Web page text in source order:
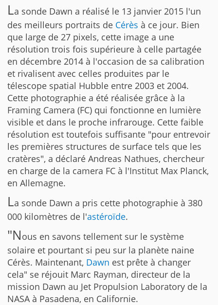
La sonde Dawn a réalisé le 13 janvier 2015 l'un
des meilleurs portraits de Cérès à ce jour. Bien
que large de 27 pixels, cette image a une
résolution trois fois supérieure à celle partagée
en décembre 2014 à l'occasion de sa calibration
et rivalisent avec celles produites par le
télescope spatial Hubble entre 2003 et 2004.
Cette photographie a été réalisée grâce à la
Framing Camera (FC) qui fonctionne en lumière
visible et dans le proche infrarouge. Cette faible
résolution est toutefois suffisante "pour entrevoir
les premières structures de surface tels que les
cratères", a déclaré Andreas Nathues, chercheur
en charge de la camera FC à l'Institut Max Planck,
en Allemagne.
La sonde Dawn a pris cette photographie à 380
000 kilomètres de l'astéroïde.
"Nous en savons tellement sur le système
solaire et pourtant si peu sur la planète naine
Cérès. Maintenant, Dawn est prête à changer
cela" se réjouit Marc Rayman, directeur de la
mission Dawn au Jet Propulsion Laboratory de la
NASA à Pasadena, en Californie.